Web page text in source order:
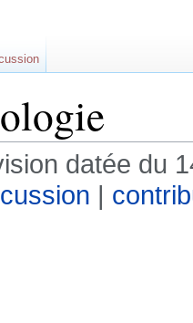
datée du
|